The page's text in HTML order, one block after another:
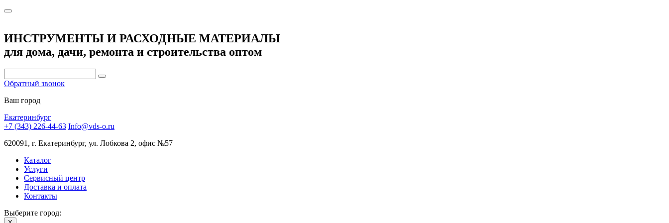
ИНСТРУМЕНТЫ И РАСХОДНЫЕ МАТЕРИАЛЫ
для дома, дачи, ремонта и строительства оптом
Обратный звонок
Ваш город
Екатеринбург
+7 (343) 226-44-63 Info@vds-o.ru
620091, г. Екатеринбург, ул. Лобкова 2, офис №57
Каталог
Услуги
Сервисный центр
Доставка и оплата
Контакты
Выберите город: